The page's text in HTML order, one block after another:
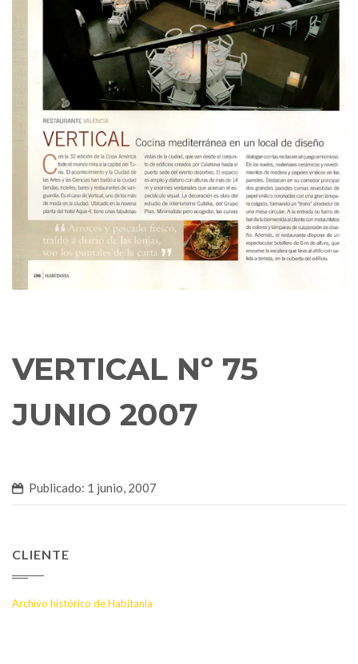
VERTICAL Nº 75
JUNIO 2007
Publicado: 1 junio, 2007
CLIENTE
Archivo histórico de Habitania